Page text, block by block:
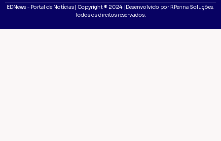
EDNews - Portal de Notícias | Copyright ® 2024 | Desenvolvido por RPenna Soluções.
Todos os direitos reservados.